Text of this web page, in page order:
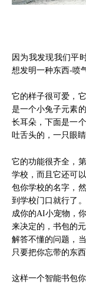
因为我发现我们平
想发明一种东西-喷
它的样子很可爱，
是一个小兔子元素
长耳朵，下面是一
吐舌头的，一只眼
它的功能很齐全，
学校，而且它还可
包你学校的名字，
到学校门口就行了
成你的AI小宠物，
来决定的，书包的
解答不懂的问题，
只要把你忘带的东
这样一个智能书包